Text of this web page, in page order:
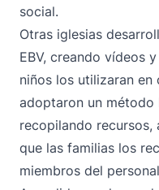
social.
Otras iglesias
EBV, creando vídeos
niños los utilizaran en
adoptaron un método
recopilando recursos,
que las familias los
miembros del